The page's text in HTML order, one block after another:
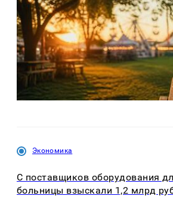
Экономика
С поставщиков оборудования
больницы взыскали 1,2 млрд